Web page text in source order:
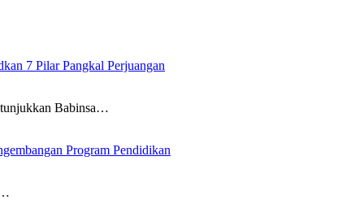
7 Pilar Pangkal Perjuangan
Babinsa…
Program Pendidikan